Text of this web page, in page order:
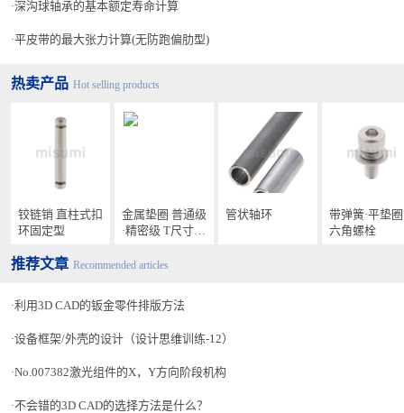
深沟球轴承的基本额定寿命计算
平皮带的最大张力计算(无防跑偏肋型)
热卖产品 Hot selling products
铰链销 直柱式扣
环固定型
金属垫圈 普通级
·精密级 T尺寸指
管状轴环
带弹簧·平垫
六角螺栓
推荐文章 Recommended articles
利用3D CAD的钣金零件排版方法
设备框架/外壳的设计（设计思维训练-12）
No.007382激光组件的X，Y方向阶段机构
不会错的3D CAD的选择方法是什么？